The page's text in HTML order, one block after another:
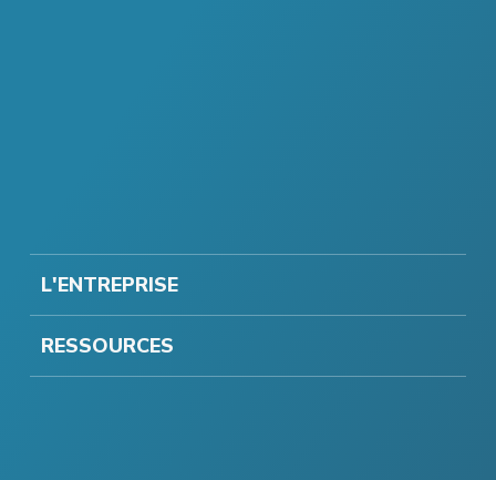
L'ENTREPRISE
RESSOURCES